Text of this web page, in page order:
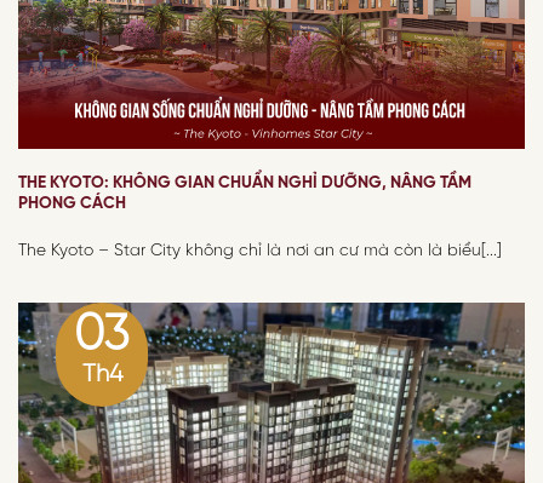
THE KYOTO: KHÔNG GIAN CHUẨN NGHỈ DƯỠNG, NÂNG TẦM
PHONG CÁCH
The Kyoto – Star City không chỉ là nơi an cư mà còn là biểu[...]
03
Th4